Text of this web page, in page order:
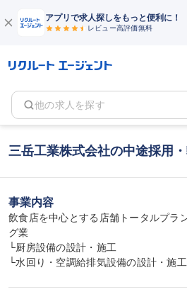
アプリで求人探しをもっと便利に！
レビュー高評価無料
他の求人を探す
三岳工業株式会社の中途採用
事業内容
飲食店を中心とする店舗トータルプラ
グ業
└厨房設備の設計・施工
└水回り・空調給排気設備の設計・施工